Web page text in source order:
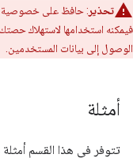
تحذير: حافظ على خصوصية
الوصول إلى بيانات المستخدمين.
أمثلة
تتوفر في هذا القسم